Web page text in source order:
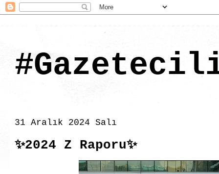
31 Aralık 2024 Salı
✨2024 Z Raporu✨